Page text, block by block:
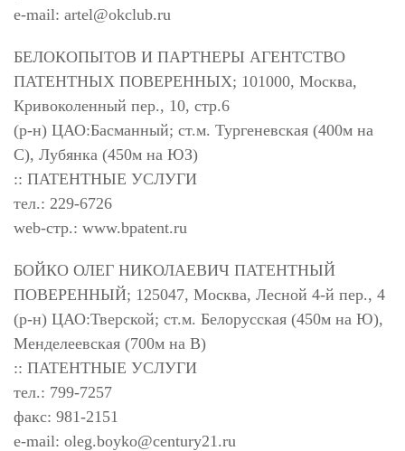
e-mail: artel@okclub.ru
БЕЛОКОПЫТОВ И ПАРТНЕРЫ АГЕНТСТВО
ПАТЕНТНЫХ ПОВЕРЕННЫХ; 101000, Москва,
Кривоколенный пер., 10, стр.6
(р-н) ЦАО:Басманный; ст.м. Тургеневская (400м на
С), Лубянка (450м на ЮЗ)
:: ПАТЕНТНЫЕ УСЛУГИ
тел.: 229-6726
web-стр.: www.bpatent.ru
БОЙКО ОЛЕГ НИКОЛАЕВИЧ ПАТЕНТНЫЙ
ПОВЕРЕННЫЙ; 125047, Москва, Лесной 4-й пер., 4
(р-н) ЦАО:Тверской; ст.м. Белорусская (450м на Ю),
Менделеевская (700м на В)
:: ПАТЕНТНЫЕ УСЛУГИ
тел.: 799-7257
факс: 981-2151
e-mail: oleg.boyko@century21.ru